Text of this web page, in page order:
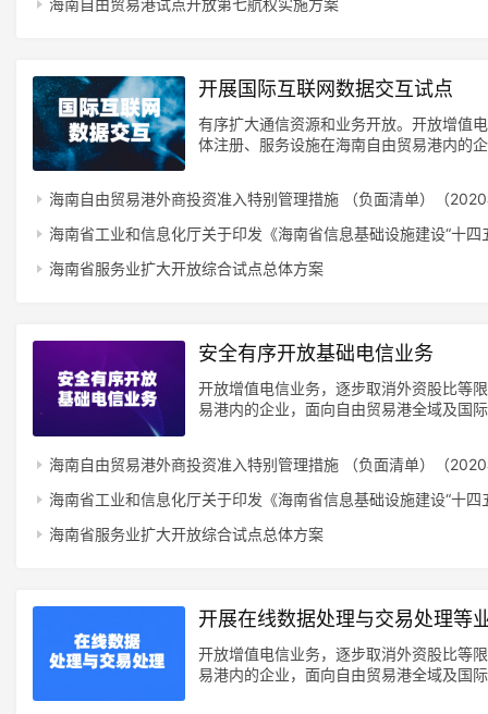
页
资
讯
题
报
登录 注册
开展国际互联网数据交互试点
有序扩大通信资源和业务开放。开放增值
体注册、服务设施在海南自由贸易港内的
海南自由贸易港外商投资准入特别管理措施 （负面清单）（
海南省工业和信息化厅关于印发《海南省信息基础设施建设“十四
海南省服务业扩大开放综合试点总体方案
安全有序开放基础电信业务
开放增值电信业务，逐步取消外资股比等
易港内的企业，面向自由贸易港全域及国
海南自由贸易港外商投资准入特别管理措施 （负面清单）（
海南省工业和信息化厅关于印发《海南省信息基础设施建设“十四
海南省服务业扩大开放综合试点总体方案
开展在线数据处理与交易处理等
开放增值电信业务，逐步取消外资股比等
易港内的企业，面向自由贸易港全域及国